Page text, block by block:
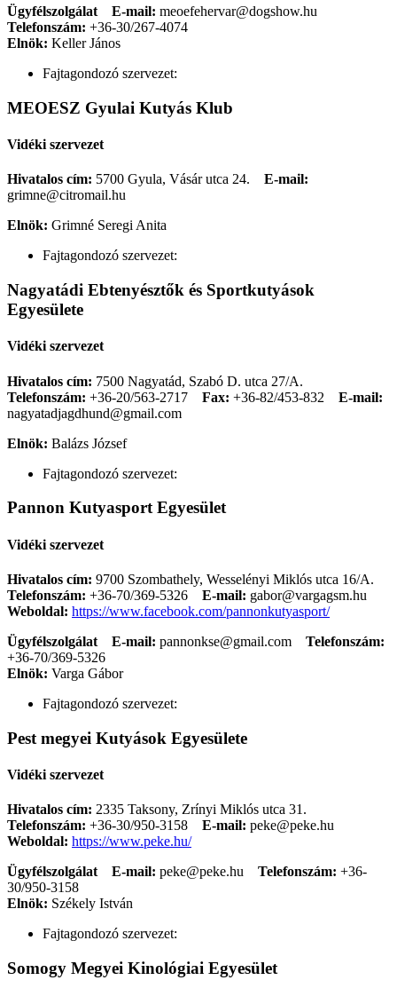
Ügyfélszolgálat E-mail: meoefehervar@dogshow.hu
Telefonszám: +36-30/267-4074
Elnök: Keller János
Fajtagondozó szervezet:
MEOESZ Gyulai Kutyás Klub
Vidéki szervezet
Hivatalos cím: 5700 Gyula, Vásár utca 24. E-mail:
grimne@citromail.hu
Elnök: Grimné Seregi Anita
Fajtagondozó szervezet:
Nagyatádi Ebtenyésztők és Sportkutyások
Egyesülete
Vidéki szervezet
Hivatalos cím: 7500 Nagyatád, Szabó D. utca 27/A.
Telefonszám: +36-20/563-2717 Fax: +36-82/453-832
E-mail:
nagyatadjagdhund@gmail.com
Elnök: Balázs József
Fajtagondozó szervezet:
Pannon Kutyasport Egyesület
Vidéki szervezet
Hivatalos cím: 9700 Szombathely, Wesselényi Miklós utca 16/A.
Telefonszám: +36-70/369-5326 E-mail: gabor@vargagsm.hu
Weboldal: https://www.facebook.com/pannonkutyasport/
Ügyfélszolgálat
E-mail: pannonkse@gmail.com
Telefonszám:
+36-70/369-5326
Elnök: Varga Gábor
Fajtagondozó szervezet:
Pest megyei Kutyások Egyesülete
Vidéki szervezet
Hivatalos cím: 2335 Taksony, Zrínyi Miklós utca 31.
Telefonszám: +36-30/950-3158 E-mail: peke@peke.hu
Weboldal: https://www.peke.hu/
Ügyfélszolgálat
E-mail: peke@peke.hu Telefonszám: +36-
30/950-3158
Elnök: Székely István
Fajtagondozó szervezet:
Somogy Megyei Kinológiai Egyesület